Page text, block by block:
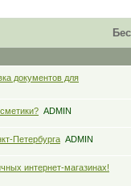
документов для
ADMIN
Петербурга ADMIN
интернет-магазинах!